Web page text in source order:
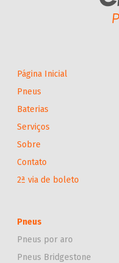
Página Inicial
Pneus
Baterias
Serviços
Sobre
Contato
2ª via de boleto
Pneus
Pneus por aro
Pneus Bridgestone